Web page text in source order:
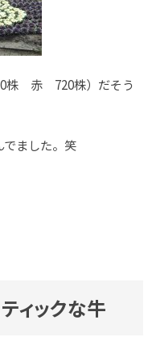
株 赤 720株）だそう
でました。笑
ィックな牛